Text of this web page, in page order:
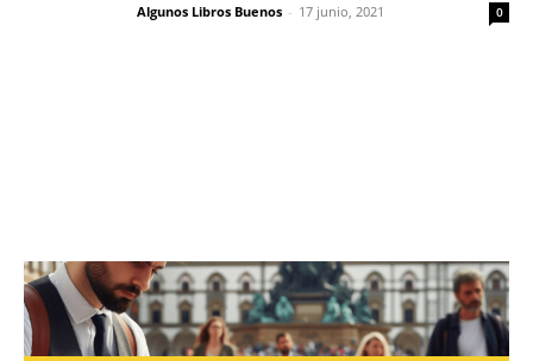
Algunos Libros Buenos - 17 junio, 2021 0